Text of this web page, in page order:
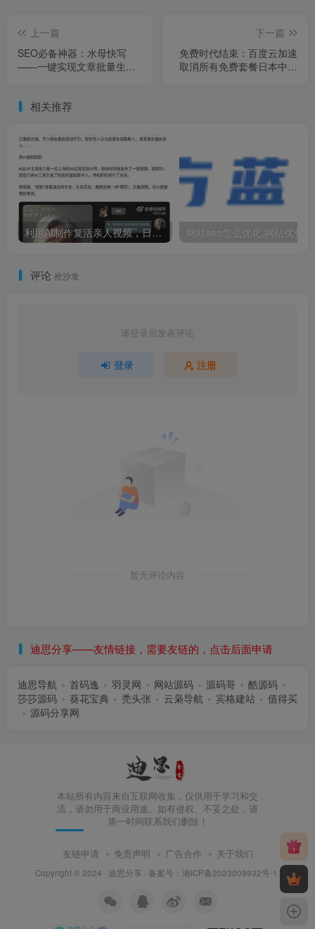
上一篇
SEO必备神器：水母快写
——一键实现文章批量生成
学生，孩子出生后笑不出来
下一篇
免费时代结束：百度云加速
取消所有免费套餐日本中文
相关推荐
利用AI制作复活亲人视频，日入百元很轻松
评论 抢沙发
请登录后发表评论
登录 注册
暂无评论内容
迪思分享——友情链接，需要友链的，点击后面申请
迪思导航 首码逸 羽灵网 网站源码 源码哥
酷源码
莎莎源码
葵花宝典 秃头张 云枭导航 宾格建站
值得买
源码分享网
本站所有内容来自互联网收集，仅供用于学习和交
流，请勿用于商业用途。如有侵权、不妥之处，请
第一时间联系我们删除！
友链申请 免责声明 广告合作 关于我们
Copyright © 2024 · 迪思分享 · 备案号： 湘ICP备2023009932号-1 .